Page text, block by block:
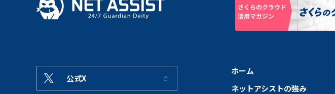
ホーム
ネットアシストの強み
公式X